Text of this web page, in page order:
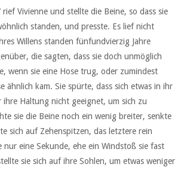
rief Vivienne und stellte die Beine, so dass sie
standen, und presste. Es lief nicht
Willens standen fünfundvierzig Jahre
die sagten, dass sie doch unmöglich
wenn sie eine Hose trug, oder zumindest
ähnlich kam. Sie spürte, dass sich etwas in ihr
ihre Haltung nicht geeignet, um sich zu
sie die Beine noch ein wenig breiter, senkte
sich auf Zehenspitzen, das letztere rein
nur eine Sekunde, ehe ein Windstoß sie fast
sie sich auf ihre Sohlen, um etwas weniger